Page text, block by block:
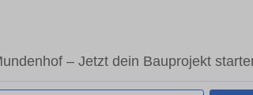
– Jetzt dein Bauprojekt